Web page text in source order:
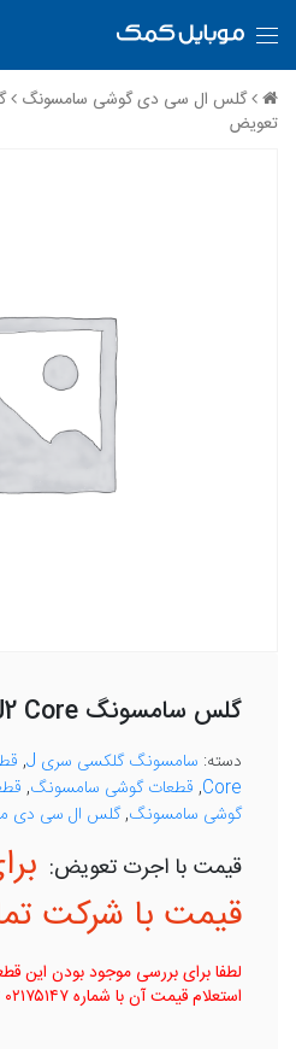
گلس ال سی دی گوشی سامسونگ
تعویض
گلس سامسونگ J2 Core + اجرت تعویض
دسته: سامسونگ گلکسی سری J ,
Core
, قطعات گوشی سامسونگ,
گوشی سامسونگ,گلس ال سی دی
قیمت با شرکت
لطفا برای بررسی موجود بودن این
استعلام قیمت آن با شماره ۰۲۱۷۵۱۴۷ تماس بگیرید.